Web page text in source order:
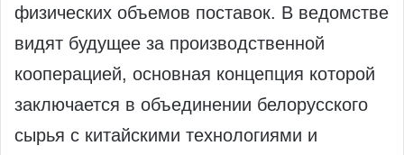
физических объемов поставок. В ведомстве
видят будущее за производственной
кооперацией, основная концепция которой
заключается в объединении белорусского
сырья с китайскими технологиями и